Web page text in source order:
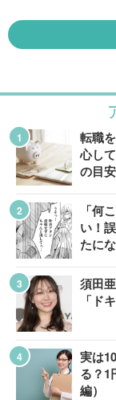
転職
心し
の目
「何
い！
たに
須田
「ド
実は
る？1
編）